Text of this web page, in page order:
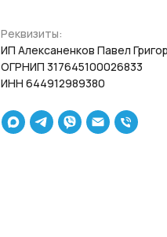
Реквизиты:
ИП Алексаненков Павел
ОГРНИП 317645100026833
ИНН 644912989380